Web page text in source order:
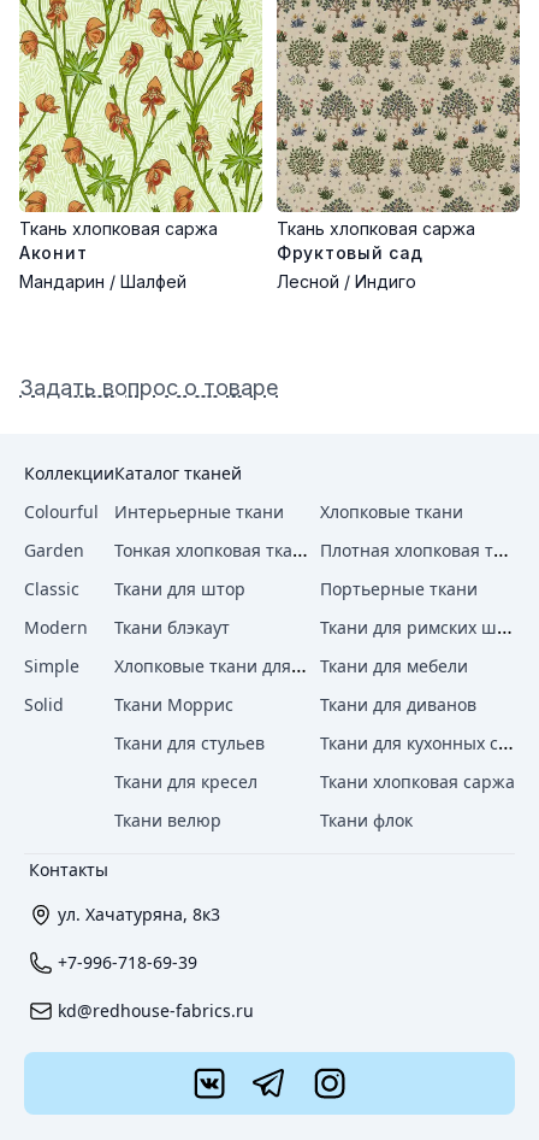
Ткань хлопковая саржа
Аконит
Мандарин / Шалфей
Ткань хлопковая саржа
Фруктовый сад
Лесной / Индиго
Задать вопрос о товаре
Контакты
ул. Хачатуряна, 8к3
+7-996-718-69-39
kd@redhouse-fabrics.ru
Коллекции
Colourful
Garden
Classic
Modern
Simple
Solid
Каталог тканей
Интерьерные ткани
Хлопковые ткани
Тонкая хлопковая ткань Плотная хлопковая ткань
Ткани для штор
Портьерные ткани
Ткани блэкаут
Ткани для римских штор
Хлопковые ткани для штор
Ткани для мебели
Ткани Моррис
Ткани для диванов
Ткани для стульев
Ткани для кухонных стульев
Ткани для кресел
Ткани хлопковая саржа
Ткани велюр
Ткани флок